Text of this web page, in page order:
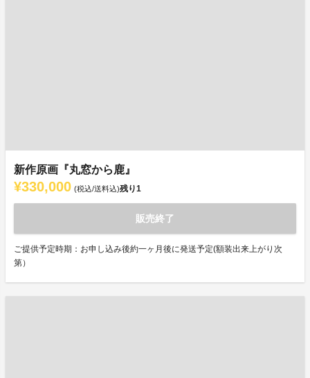
新作原画『丸窓から鹿』
¥330,000 (税込/送料込)残り1
販売終了
ご提供予定時期：お申し込み後約一ヶ月後に発送予定(額装出来上がり次
第）